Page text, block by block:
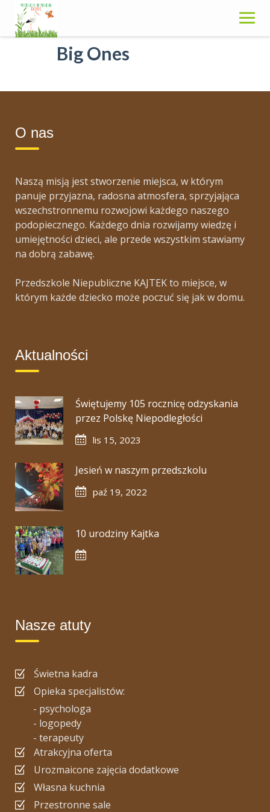
content
Big Ones
O nas
Naszą misją jest stworzenie miejsca, w którym
panuje przyjazna, radosna atmosfera, sprzyjająca
wszechstronnemu rozwojowi każdego naszego
podopiecznego. Każdego dnia rozwijamy wiedzę i
umiejętności dzieci, ale przede wszystkim stawiamy
na dobrą zabawę.
Przedszkole Niepubliczne KAJTEK to miejsce, w
którym każde dziecko może poczuć się jak w domu.
Aktualności
Świętujemy 105 rocznicę odzyskania
przez Polskę Niepodległości
lis 15, 2023
Jesień w naszym przedszkolu
paź 19, 2022
10 urodziny Kajtka
Nasze atuty
Świetna kadra
Opieka specjalistów:
- psychologa
- logopedy
- terapeuty
Atrakcyjna oferta
Urozmaicone zajęcia dodatkowe
Własna kuchnia
Przestronne sale